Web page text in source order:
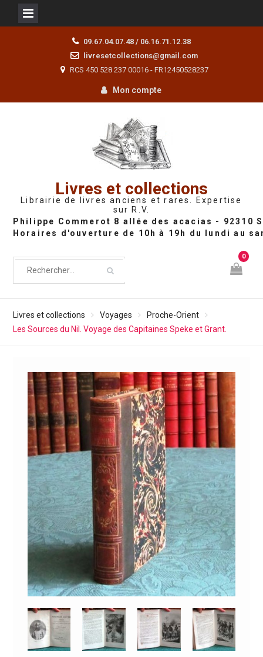
09.67.04.07.48 / 06.16.71.12.38
livresetcollections@gmail.com
RCS 450 528 237 00016 - FR12450528237
Mon compte
Livres et collections
Librairie de livres anciens et rares. Expertise
sur R.V.
0
Livres et collections Voyages
Proche-Orient
Les Sources du Nil. Voyage des Capitaines Speke et Grant.